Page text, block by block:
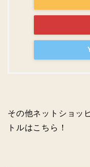
その他ネットショッ
トルはこちら！